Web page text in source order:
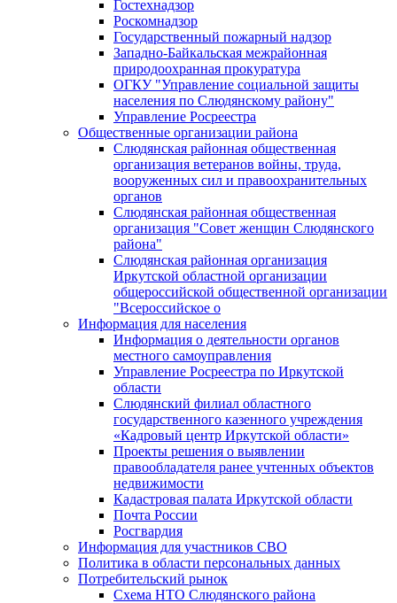
Гостехнадзор
Роскомнадзор
Государственный пожарный надзор
Западно-Байкальская межрайонная
природоохранная прокуратура
ОГКУ "Управление социальной защиты
населения по Слюдянскому району"
Управление Росреестра
Общественные организации района
Слюдянская районная общественная
организация ветеранов войны, труда,
вооруженных сил и правоохранительных
органов
Слюдянская районная общественная
организация "Совет женщин Слюдянского
района"
Слюдянская районная организация
Иркутской областной организации
общероссийской общественной организации
"Всероссийское о
Информация для населения
Информация о деятельности органов
местного самоуправления
Управление Росреестра по Иркутской
области
Слюдянский филиал областного
государственного казенного учреждения
«Кадровый центр Иркутской области»
Проекты решения о выявлении
правообладателя ранее учтенных объектов
недвижимости
Кадастровая палата Иркутской области
Почта России
Росгвардия
Информация для участников СВО
Политика в области персональных данных
Потребительский рынок
Схема НТО Слюдянского района